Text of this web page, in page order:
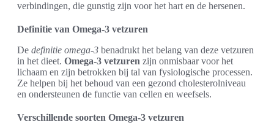
verbindingen, die gunstig zijn voor het hart en de hersenen.
Definitie van Omega-3 vetzuren
De definitie omega-3 benadrukt het belang van deze vetzuren
in het dieet. Omega-3 vetzuren zijn onmisbaar voor het
lichaam en zijn betrokken bij tal van fysiologische processen.
Ze helpen bij het behoud van een gezond cholesterolniveau
en ondersteunen de functie van cellen en weefsels.
Verschillende soorten Omega-3 vetzuren